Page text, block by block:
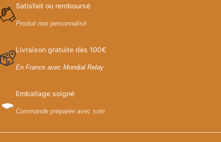
Satisfait ou remboursé
Produit non personnalisé
Livraison gratuite dès 100€
En France avec Mondial Relay
Emballage soigné
Commande préparée avec soin